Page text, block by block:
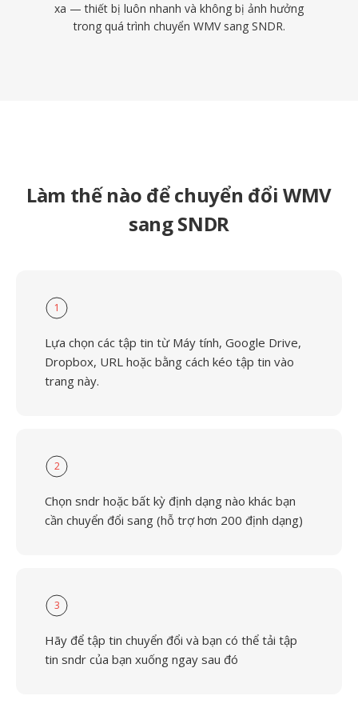
xa — thiết bị luôn nhanh và không bị ảnh hưởng
trong quá trình chuyển WMV sang SNDR.
Làm thế nào để chuyển đổi WMV
sang SNDR
1
Lựa chọn các tập tin từ Máy tính, Google Drive,
Dropbox, URL hoặc bằng cách kéo tập tin vào
trang này.
2
Chọn sndr hoặc bất kỳ định dạng nào khác bạn
cần chuyển đổi sang (hỗ trợ hơn 200 định dạng)
3
Hãy để tập tin chuyển đổi và bạn có thể tải tập
tin sndr của bạn xuống ngay sau đó